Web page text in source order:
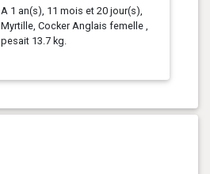
A 1 an(s), 11 mois et 20 jour(s),
Myrtille, Cocker Anglais femelle ,
pesait 13.7 kg.